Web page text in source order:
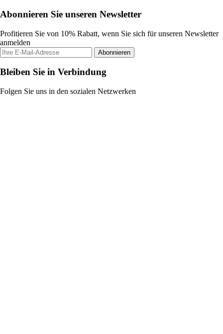
Abonnieren Sie unseren Newsletter
Profitieren Sie von 10% Rabatt, wenn Sie sich für unseren Newsletter
anmelden
Abonnieren
Bleiben Sie in Verbindung
Folgen Sie uns in den sozialen Netzwerken